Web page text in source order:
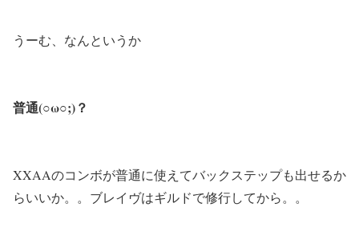
うーむ、なんというか
普通(○ω○;)？
XXAAのコンボが普通に使えてバックステップも出せるか
らいいか。。ブレイヴはギルドで修行してから。。